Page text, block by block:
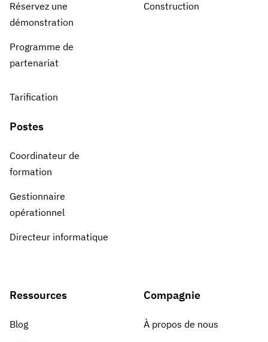
Réservez une
démonstration
Programme de
partenariat
Tarification
Postes
Coordinateur de
formation
Gestionnaire
opérationnel
Directeur informatique
Construction
Ressources
Blog
Compagnie
À propos de nous